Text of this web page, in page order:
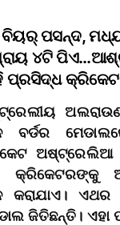
ପସନ୍ଦ,
୪ଟି
ପ୍ରସିଦ୍ଧ
ବର୍ଡର
ଅଷ୍ଟ୍ରେଲିଆ
କ୍ରିକେଟରଙ୍କୁ
କରାଯାଏ। ଏଥର
ଜିତିଛନ୍ତି।